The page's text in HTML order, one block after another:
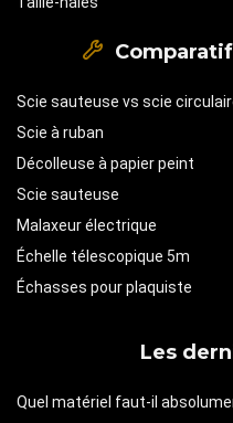
Scie sauteuse vs scie
Scie à ruban
Décolleuse à papier peint
Scie sauteuse
Malaxeur électrique
Échelle télescopique 5m
Échasses pour plaquiste
Les
Quel matériel faut-il